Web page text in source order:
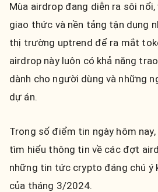
Mùa airdrop đang diễn ra sôi
giao thức và nền tảng tận dụng
thị trường uptrend để ra mắt
airdrop này luôn có khả năng
dành cho người dùng và những
dự án.
Trong số điểm tin ngày hôm
tìm hiểu thông tin về các đợt
những tin tức crypto đáng chú ý
của tháng 3/2024.